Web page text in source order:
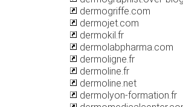
dermogriffe.com
dermojet.com
dermokil.fr
dermolabpharma.com
dermoligne.fr
dermoline.fr
dermoline.net
dermolyon-formation.fr